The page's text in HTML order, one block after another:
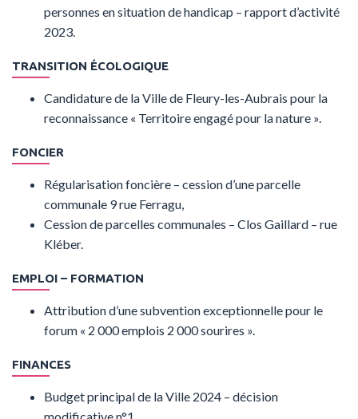
personnes en situation de handicap – rapport d’activité
2023.
TRANSITION ÉCOLOGIQUE
Candidature de la Ville de Fleury-les-Aubrais pour la
reconnaissance « Territoire engagé pour la nature ».
FONCIER
Régularisation foncière – cession d’une parcelle
communale 9 rue Ferragu,
Cession de parcelles communales – Clos Gaillard – rue
Kléber.
EMPLOI – FORMATION
Attribution d’une subvention exceptionnelle pour le
forum « 2 000 emplois 2 000 sourires ».
FINANCES
Budget principal de la Ville 2024 – décision